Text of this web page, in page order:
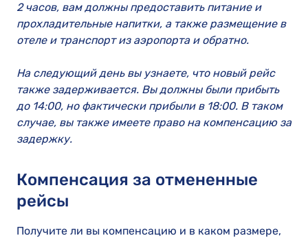
2 часов, вам должны предоставить питание и
прохладительные напитки, а также размещение в
отеле и транспорт из аэропорта и обратно.
На следующий день вы узнаете, что новый рейс
также задерживается. Вы должны были прибыть
до 14:00, но фактически прибыли в 18:00. В таком
случае, вы также имеете право на компенсацию за
задержку.
Компенсация за отмененные
рейсы
Получите ли вы компенсацию и в каком размере,